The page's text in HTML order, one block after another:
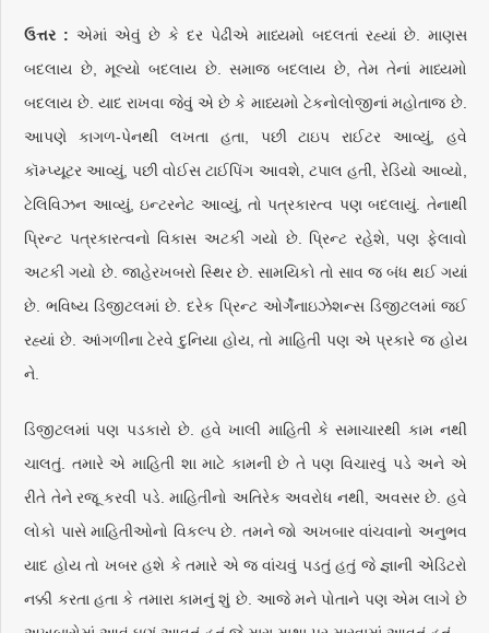
ઉત્તર :એમાં એવું છે કે દર પેઢીએ માધ્યમો બદલતાં રહ્યાં છે. માણસ
બદલાય છે, મૂલ્યો બદલાય છે. સમાજ બદલાય છે, તેમ તેનાં માધ્યમો
બદલાય છે. યાદ રાખવા જેવું એ છે કે માધ્યમો ટેકનોલોજીનાં મહોતાજ છે.
આપણે કાગળ-પેનથી લખતા હતા, પછી ટાઇપ રાઈટર આવ્યું, હવે
કૉમ્પ્યૂટર આવ્યું, પછી વોઈસ ટાઈપિંગ આવશે, ટપાલ હતી, રેડિયો આવ્યો,
ટેલિવિઝન આવ્યું, ઇન્ટરનેટ આવ્યું, તો પત્રકારત્વ પણ બદલાયું. તેનાથી
પ્રિન્ટ પત્રકારત્વનો વિકાસ અટકી ગયો છે. પ્રિન્ટ રહેશે, પણ ફેલાવો
અટકી ગયો છે. જાહેરખબરો સ્થિર છે. સામયિકો તો સાવ જ બંધ થઈ ગયાં
છે. ભવિષ્ય ડિજીટલમાં છે. દરેક પ્રિન્ટ ઓર્ગેનાઇઝેશન્સ ડિજીટલમાં જઈ
રહ્યાં છે. આંગળીના ટેરવે દુનિયા હોય, તો માહિતી પણ એ પ્રકારે જ હોય
ને.
ડિજીટલમાં પણ પડકારો છે. હવે ખાલી માહિતી કે સમાચારથી કામ નથી
ચાલતું. તમારે એ માહિતી શા માટે કામની છે તે પણ વિચારવું પડે અને એ
રીતે તેને રજૂ કરવી પડે. માહિતીનો અતિરેક અવરોધ નથી, અવસર છે. હવે
લોકો પાસે માહિતીઓનો વિકલ્પ છે. તમને જો અખબાર વાંચવાનો અનુભવ
યાદ હોય તો ખબર હશે કે તમારે એ જ વાંચવું પડતું હતું જે જ્ઞાની એડિટરો
નક્કી કરતા હતા કે તમારા કામનું શું છે. આજે મને પોતાને પણ એમ લાગે છે